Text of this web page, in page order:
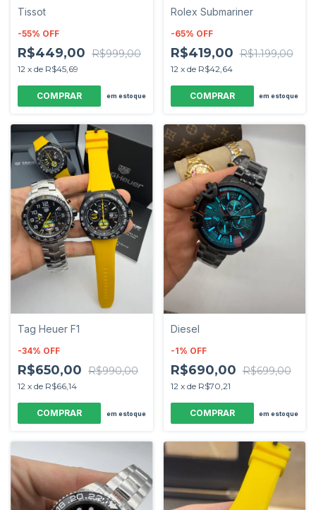
Tissot
-55% OFF
R$449,00 R$999,00
12 x de R$45,69
em estoque
Rolex Submariner
-65% OFF
R$419,00 R$1.199,00
12 x de R$42,64
em estoque
Tag Heuer F1
-34% OFF
R$650,00 R$990,00
12 x de R$66,14
em estoque
Diesel
-1% OFF
R$690,00 R$699,00
12 x de R$70,21
em estoque